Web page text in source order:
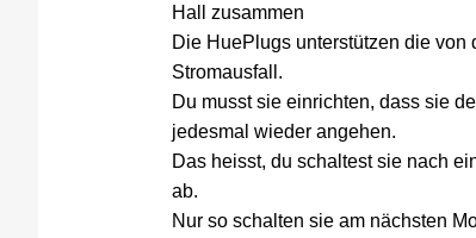
Hall zusammen
Die HuePlugs unterstützen die
Stromausfall.
Du musst sie einrichten, dass sie
jedesmal wieder angehen.
Das heisst, du schaltest sie nach
ab.
Nur so schalten sie am nächsten